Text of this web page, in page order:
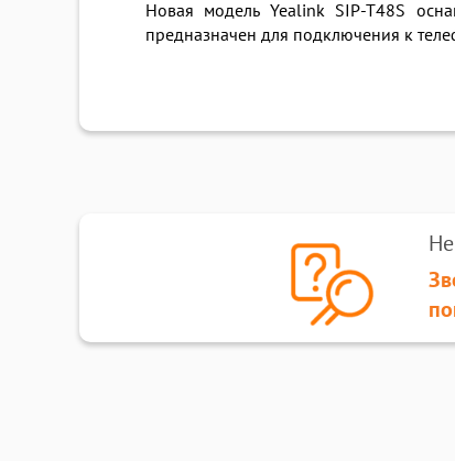
Новая модель Yealink SIP-T48S
предназначен для подключения к